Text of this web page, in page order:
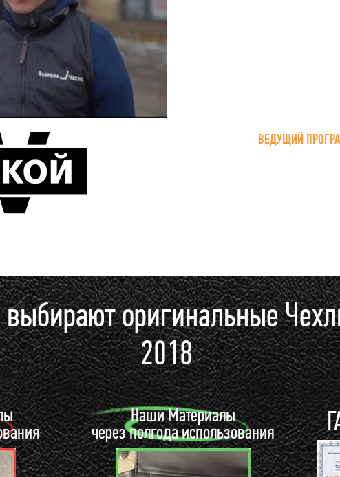
ВЕДУЩИЙ
выбирают оригинальные
2018
Наши Материалы
через полгода использования